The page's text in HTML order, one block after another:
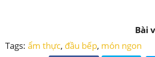
Bài
Tags: ẩm thực, đầu bếp, món ngon